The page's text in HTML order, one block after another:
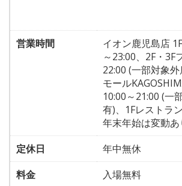
営業時間
イオン鹿児島店
～23:00、2F・3F
22:00 (一部対象
モール
10:00～21:00 (一
有)、1Fレストラ
年末年始は変動あ
定休日
年中無休
料金
入場無料